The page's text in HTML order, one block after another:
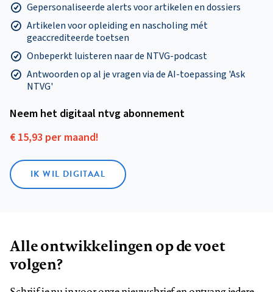
Gepersonaliseerde alerts voor artikelen en dossiers
Artikelen voor opleiding en nascholing mét
geaccrediteerde toetsen
Onbeperkt luisteren naar de NTVG-podcast
Antwoorden op al je vragen via de AI-toepassing 'Ask
NTVG'
Neem het digitaal ntvg abonnement
€ 15,93 per maand!
IK WIL DIGITAAL
Alle ontwikkelingen op de voet
volgen?